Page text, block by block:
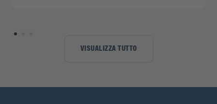
VISUALIZZA TUTTO